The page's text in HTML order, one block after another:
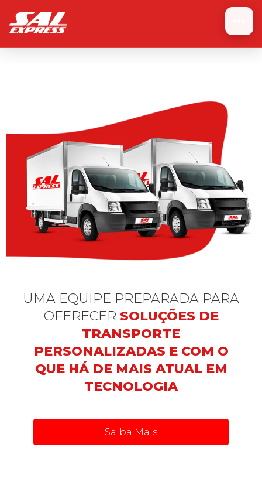
UMA EQUIPE PREPARADA PARA
OFERECER SOLUÇÕES DE
TRANSPORTE
PERSONALIZADAS E COM O
QUE HÁ DE MAIS ATUAL EM
TECNOLOGIA
Saiba Mais